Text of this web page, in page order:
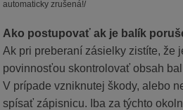
automaticky zrušená!/
Ako postupovať ak je balík
Ak pri preberaní zásielky zistíte, že
povinnosťou skontrolovať obsah
V prípade vzniknutej škody, alebo
spísať zápisnicu. Iba za týchto